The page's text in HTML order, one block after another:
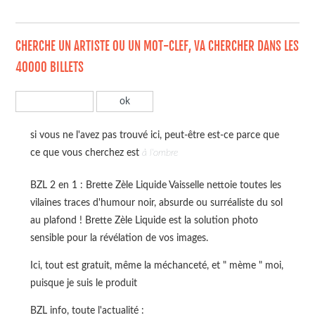
CHERCHE UN ARTISTE OU UN MOT-CLEF, VA CHERCHER DANS LES
40000 BILLETS
si vous ne l'avez pas trouvé ici, peut-être est-ce parce que
ce que vous cherchez est à l'ombre
BZL 2 en 1 : Brette Zèle Liquide Vaisselle nettoie toutes les
vilaines traces d'humour noir, absurde ou surréaliste du sol
au plafond ! Brette Zèle Liquide est la solution photo
sensible pour la révélation de vos images.
Ici, tout est gratuit, même la méchanceté, et " mème " moi,
puisque je suis le produit
BZL info, toute l'actualité :